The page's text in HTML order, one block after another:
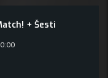
+ Šesti